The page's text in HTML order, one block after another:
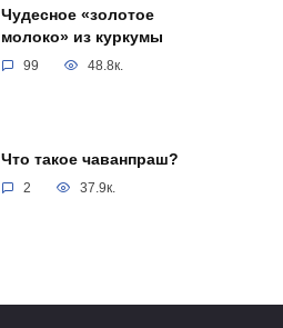
Чудесное «золотое
молоко» из куркумы
99 48.8к.
Что такое чаванпраш?
2 37.9к.